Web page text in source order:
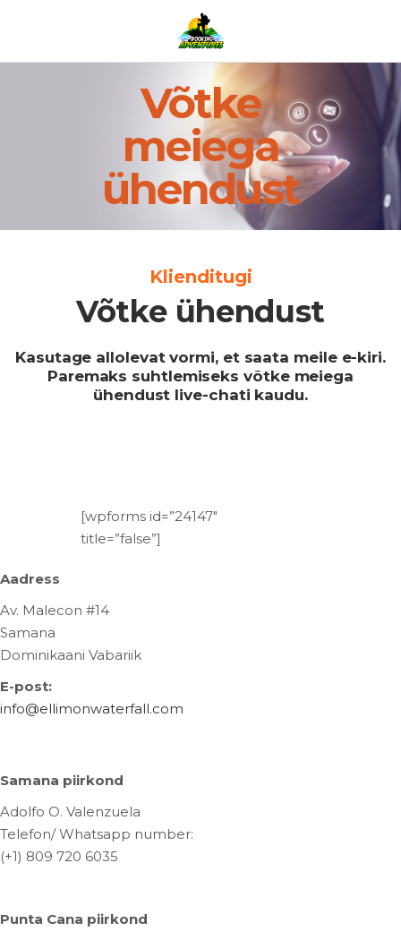
Võtke
meiega
ühendust
Klienditugi
Võtke ühendust
Kasutage allolevat vormi, et saata meile e-kiri.
Paremaks suhtlemiseks võtke meiega
ühendust live-chati kaudu.
[wpforms id=”24147″
title=”false”]
Aadress
Av. Malecon #14
Samana
Dominikaani Vabariik
E-post:
info@ellimonwaterfall.com
Samana piirkond
Adolfo O. Valenzuela
Telefon/ Whatsapp number:
(+1) 809 720 6035
Punta Cana piirkond